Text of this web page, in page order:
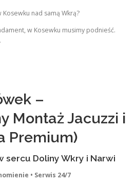
nad samą Wkrą?
w Kosewku musimy podnieść.
–
Montaż Jacuzzi i
Premium)
sercu Doliny Wkry i Narwi
• Serwis 24/7